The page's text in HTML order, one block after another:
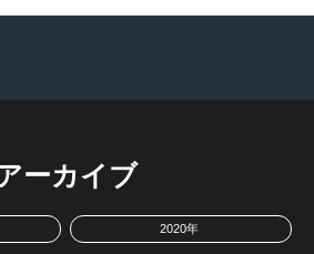
TOPへ戻る
ーカイブ
2020年